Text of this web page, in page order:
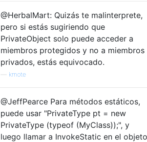
@HerbalMart: Quizás te malinterprete,
pero si estás sugiriendo que
PrivateObject solo puede acceder a
miembros protegidos y no a miembros
privados, estás equivocado.
kmote
@JeffPearce Para métodos estáticos,
puede usar "PrivateType pt = new
PrivateType (typeof (MyClass));", y
luego llamar a InvokeStatic en el objeto